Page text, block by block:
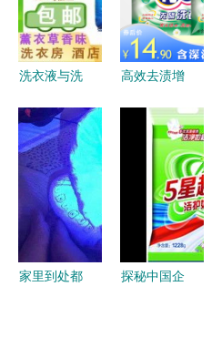
洗衣液与洗
强力洗衣粉
依然是清洁
领域的中流
砥柱？
高效去渍增
家庭衣物清
洁的全能法
宝
家里到处都
探秘中国企